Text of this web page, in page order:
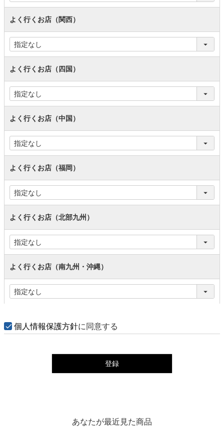
よく行くお店（関西）
よく行くお店（四国）
よく行くお店（中国）
よく行くお店（福岡）
よく行くお店（北部九州）
よく行くお店（南九州・沖縄）
個人情報保護方針に同意する
登録
あなたが最近見た商品